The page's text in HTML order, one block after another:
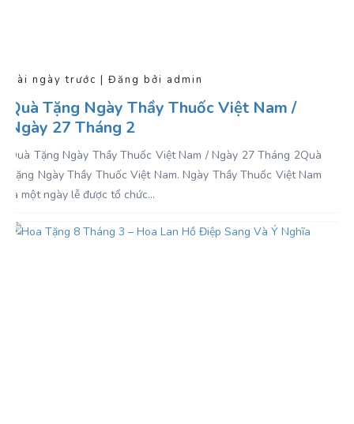
Vài ngày trước | Đăng bởi admin
Quà Tặng Ngày Thầy Thuốc Việt Nam /
Ngày 27 Tháng 2
Quà Tặng Ngày Thầy Thuốc Việt Nam / Ngày 27 Tháng 2Quà
Tặng Ngày Thầy Thuốc Việt Nam . Ngày Thầy Thuốc Việt Nam
là một ngày lễ được tổ chức...